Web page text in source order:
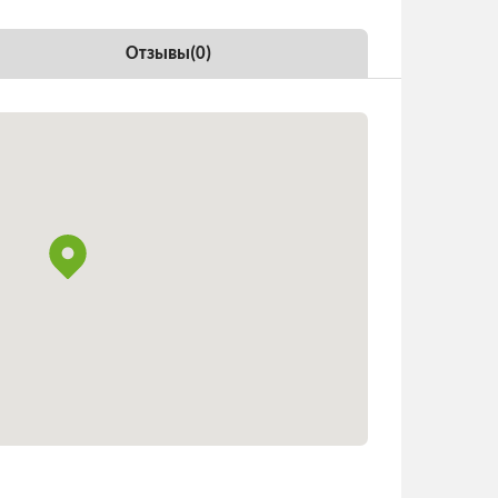
Отзывы(0)